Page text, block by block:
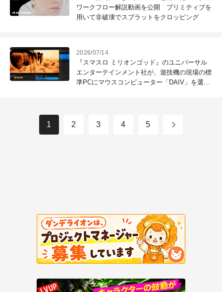
ワークフロー解説動画を公開 プリミティブを
用いて非破壊でスプラットをクロッピング
2026/07/14
『スマスロ ミリオンゴッド』のユニバーサル
エンターテインメント社が、遊技機の現場の標
準PCにマウスコンピューター「DAIV」を選ぶ
1 2 3 4 5